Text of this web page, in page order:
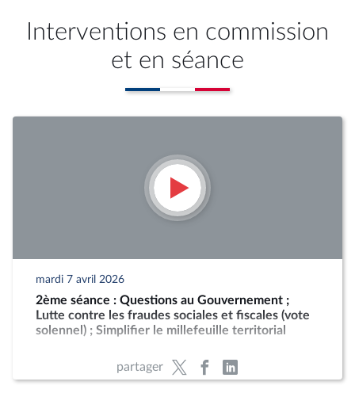
Interventions en commission
et en séance
mardi 7 avril 2026
2ème séance : Questions au Gouvernement ;
Lutte contre les fraudes sociales et fiscales (vote
solennel) ; Simplifier le millefeuille territorial
partager